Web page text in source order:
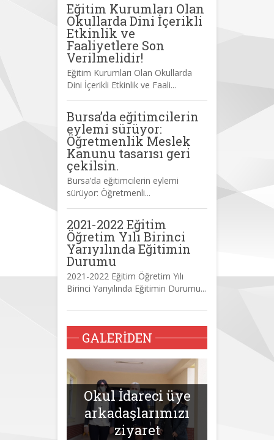
Eğitim Kurumları Olan
Okullarda Dini İçerikli
Etkinlik ve
Faaliyetlere Son
Verilmelidir!
Eğitim Kurumları Olan Okullarda
Dini İçerikli Etkinlik ve Faali...
Bursa’da eğitimcilerin
eylemi sürüyor:
Öğretmenlik Meslek
Kanunu tasarısı geri
çekilsin.
Bursa’da eğitimcilerin eylemi
sürüyor: Öğretmenli...
2021-2022 Eğitim
Öğretim Yılı Birinci
Yarıyılında Eğitimin
Durumu
2021-2022 Eğitim Öğretim Yılı
Birinci Yarıyılında Eğitimin Durumu...
GALERIDEN
KADIN
Okul İdareci üye
arkadaşlarımızı
ziyaret